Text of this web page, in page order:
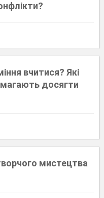
вчитися? Які
досягти
мистецтва